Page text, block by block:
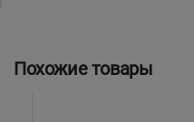
Похожие товары